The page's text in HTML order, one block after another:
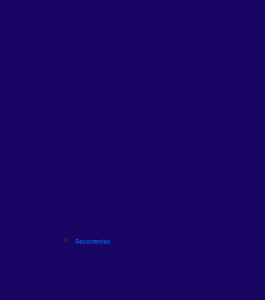
Recorrentes